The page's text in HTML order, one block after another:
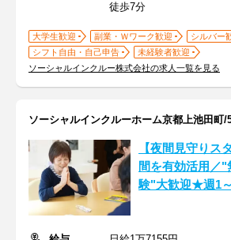
徒歩7分
大学生歓迎 副業・Ｗワーク歓迎
シルバー
シフト自由・自己申告
未経験者歓迎
ソーシャルインクルー株式会社の求人一覧を見る
ソーシャルインクルーホーム京都上池田町/
【夜間見守りス
間を有効活用／"
験"大歓迎★週1